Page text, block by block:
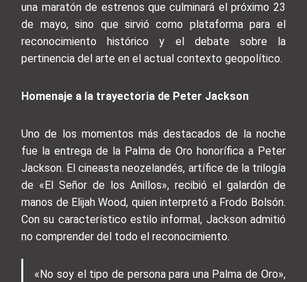
una maratón de estrenos que culminará el próximo 23
de mayo, sino que sirvió como plataforma para el
reconocimiento histórico y el debate sobre la
pertinencia del arte en el actual contexto geopolítico.
Homenaje a la trayectoria de Peter Jackson
Uno de los momentos más destacados de la noche
fue la entrega de la Palma de Oro honorífica a Peter
Jackson. El cineasta neozelandés, artífice de la trilogía
de «El Señor de los Anillos», recibió el galardón de
manos de Elijah Wood, quien interpretó a Frodo Bolsón.
Con su característico estilo informal, Jackson admitió
no comprender del todo el reconocimiento.
«No soy el tipo de persona para una Palma de Oro»,